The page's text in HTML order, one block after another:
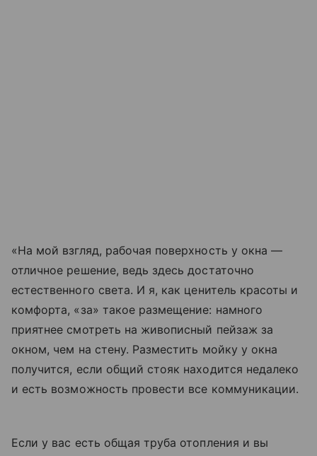
«На мой взгляд, рабочая поверхность у окна —
отличное решение, ведь здесь достаточно
естественного света. И я, как ценитель красоты и
комфорта, «за» такое размещение: намного
приятнее смотреть на живописный пейзаж за
окном, чем на стену. Разместить мойку у окна
получится, если общий стояк находится недалеко
и есть возможность провести все коммуникации.
Если у вас есть общая труба отопления и вы